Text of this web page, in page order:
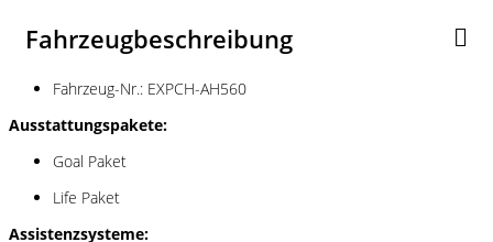
Fahrzeugbeschreibung
Fahrzeug-Nr.: EXPCH-AH560
Ausstattungspakete:
Goal Paket
Life Paket
Assistenzsysteme: